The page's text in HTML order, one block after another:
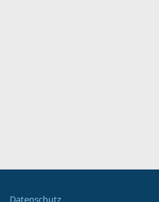
Datenschutz